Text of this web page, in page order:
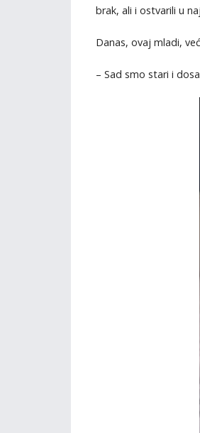
brak, ali i ostvarili u
Danas, ovaj mladi,
– Sad smo stari i